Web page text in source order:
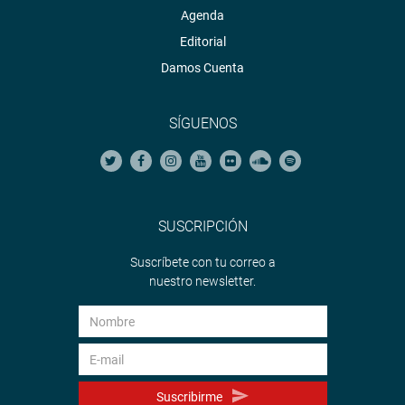
PRENSA-CONGRESO 11-7-18
Puede encontrar más información en nuestra página web
y redes sociales.
http://www.congreso.gob.pe/
https://goo.gl/s5t7XN
https://goo.gl/iMywRR
https://goo.gl/VBXBNk
Agenda
Editorial
Damos Cuenta
SÍGUENOS
SUSCRIPCIÓN
Suscríbete con tu correo a
nuestro newsletter.
Suscribirme